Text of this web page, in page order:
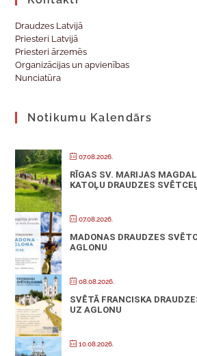
Draudzes Latvijā
Priesteri Latvijā
Priesteri ārzemēs
Organizācijas un apvienības
Nunciatūra
Notikumu Kalendārs
07.08.2026.
RĪGAS SV. MARIJAS
KATOĻU DRAUDZES
07.08.2026.
MADONAS DRAUDZES
AGLONU
08.08.2026.
SVĒTĀ FRANCISKA
UZ AGLONU
10.08.2026.